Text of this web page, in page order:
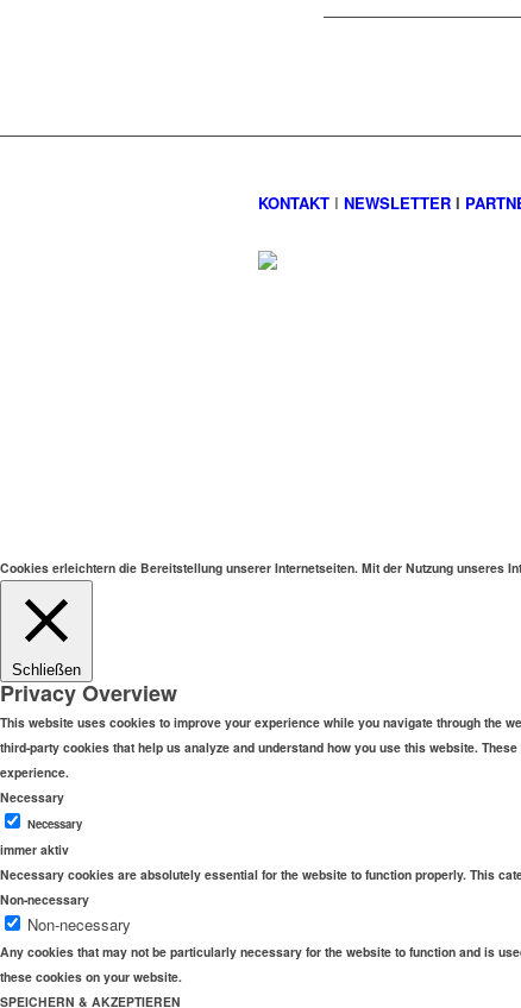
KONTAKT I NEWSLETTER I
Cookies erleichtern die Bereitstellung unserer Internetseiten. Mit der Nutzung unseres
Schließen
Privacy Overview
This website uses cookies to improve your experience while you navigate through the
third-party cookies that help us analyze and understand how you use this website.
experience.
Necessary
Necessary
immer aktiv
Necessary cookies are absolutely essential for the website to function properly. This
Non-necessary
Non-necessary
Any cookies that may not be particularly necessary for the website to function and is
these cookies on your website.
SPEICHERN & AKZEPTIEREN